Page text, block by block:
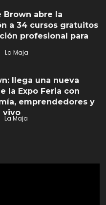
Brown abre la
a 34 cursos gratuitos
profesional para
La Maja
llega una nueva
la Expo Feria con
emprendedores y
vivo
La Maja